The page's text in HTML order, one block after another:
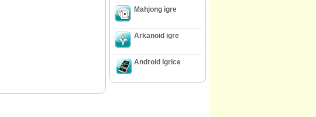
Mahjong igre
Arkanoid igre
Android Igrice